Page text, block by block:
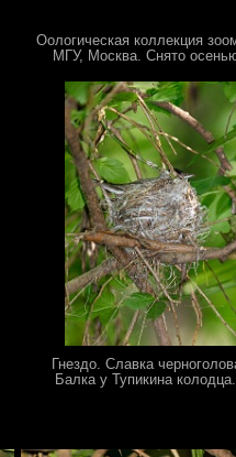
Оологическая коллекция
МГУ, Москва. Снято
Гнездо. Славка
Балка у Тупикина